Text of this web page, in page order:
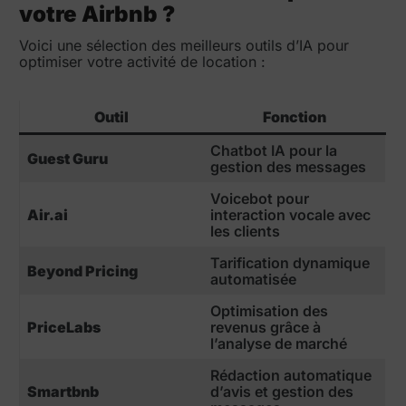
votre Airbnb ?
Voici une sélection des meilleurs outils d’IA pour
optimiser votre activité de location :
Outil Fonction
Guest Guru
Chatbot IA pour la
gestion des messages
Air.ai
Voicebot pour
interaction vocale avec
les clients
Beyond Pricing
Tarification dynamique
automatisée
PriceLabs
Optimisation des
revenus grâce à
l’analyse de marché
Smartbnb
Rédaction automatique
d’avis et gestion des